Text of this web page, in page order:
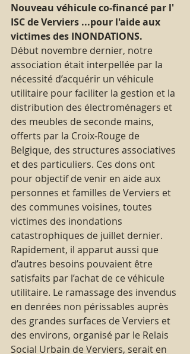
Nouveau véhicule co-financé par l'
ISC de Verviers ...pour l'aide aux
victimes des INONDATIONS.
Début novembre dernier, notre
association était interpellée par la
nécessité d’acquérir un véhicule
utilitaire pour faciliter la gestion et la
distribution des électroménagers et
des meubles de seconde mains,
offerts par la Croix-Rouge de
Belgique, des structures associatives
et des particuliers. Ces dons ont
pour objectif de venir en aide aux
personnes et familles de Verviers et
des communes voisines, toutes
victimes des inondations
catastrophiques de juillet dernier.
Rapidement, il apparut aussi que
d’autres besoins pouvaient être
satisfaits par l’achat de ce véhicule
utilitaire. Le ramassage des invendus
en denrées non périssables auprès
des grandes surfaces de Verviers et
des environs, organisé par le Relais
Social Urbain de Verviers, serait en